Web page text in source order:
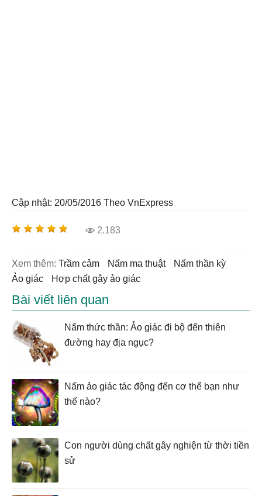
Cập nhật: 20/05/2016 Theo VnExpress
2.183
Xem thêm: trầm cảm nấm ma thuật
nấm thần kỳ
ảo giác
hợp chất gây ảo giác
Bài viết liên quan
Nấm thức thần: Ảo giác đi bộ đến thiên
đường hay địa ngục?
Nấm ảo giác tác động đến cơ thể bạn như
thế nào?
Con người dùng chất gây nghiện từ thời tiền
sử